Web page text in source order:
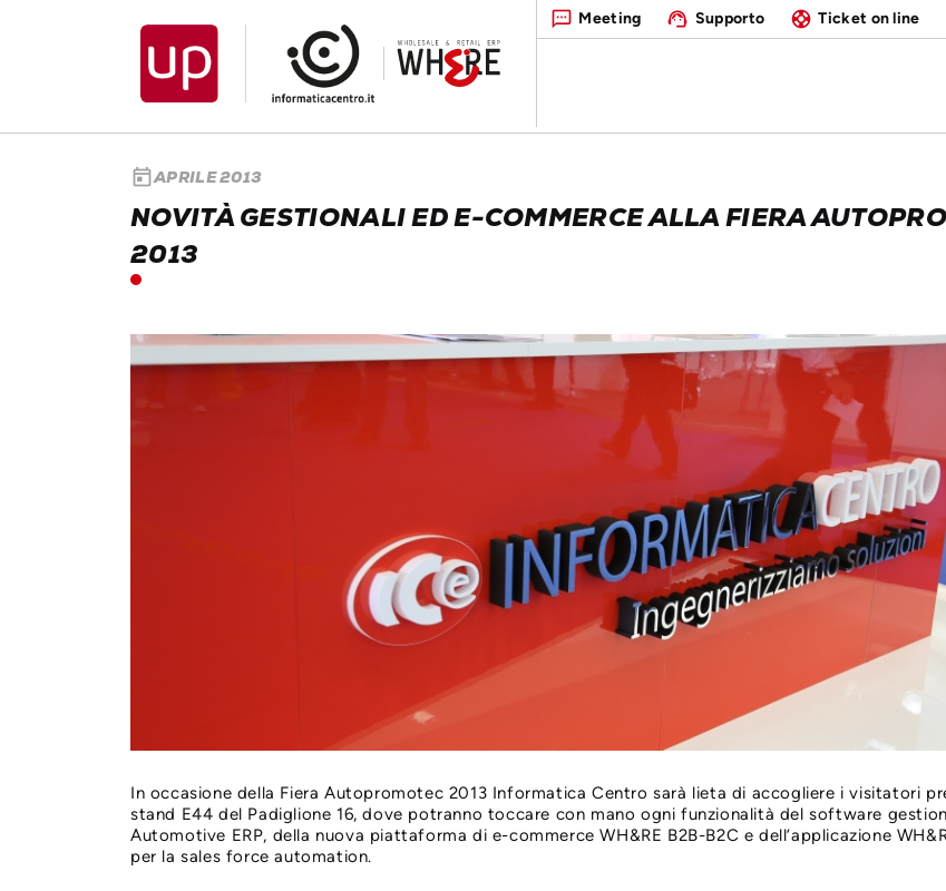
Meeting Supporto Ticket on line
todayAPRILE 2013
NOVITÀ GESTIONALI ED E-COMMERCE ALLA FIERA
2013
In occasione della Fiera Autopromotec 2013 Informatica Centro sarà lieta di accogliere i visitatori
stand E44 del Padiglione 16, dove potranno toccare con mano ogni funzionalità del software
Automotive ERP, della nuova piattaforma di e-commerce WH&RE B2B-B2C e dell’applicazione
per la sales force automation.